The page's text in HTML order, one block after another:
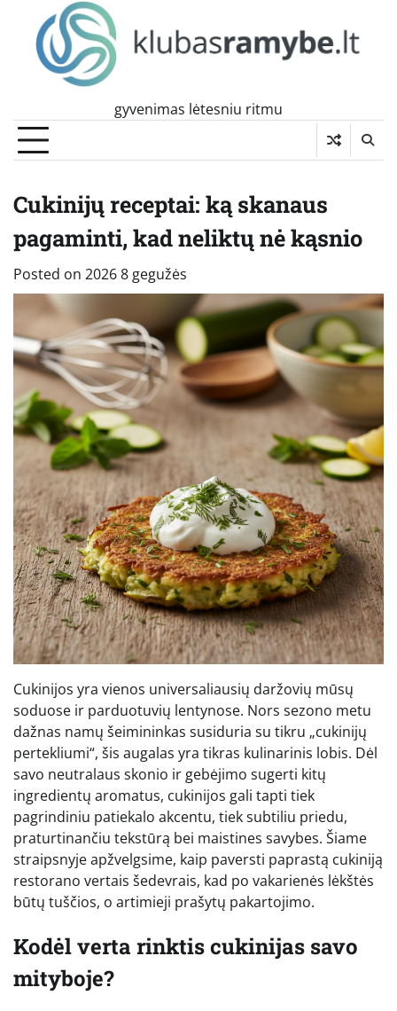
content
gyvenimas lėtesniu ritmu
Cukinijų receptai: ką skanaus
pagaminti, kad neliktų nė kąsnio
Posted on 2026 8 gegužės
Cukinijos yra vienos universaliausių daržovių mūsų
soduose ir parduotuvių lentynose. Nors sezono metu
dažnas namų šeimininkas susiduria su tikru „cukinijų
pertekliumi“, šis augalas yra tikras kulinarinis lobis. Dėl
savo neutralaus skonio ir gebėjimo sugerti kitų
ingredientų aromatus, cukinijos gali tapti tiek
pagrindiniu patiekalo akcentu, tiek subtiliu priedu,
praturtinančiu tekstūrą bei maistines savybes. Šiame
straipsnyje apžvelgsime, kaip paversti paprastą cukiniją
restorano vertais šedevrais, kad po vakarienės lėkštės
būtų tuščios, o artimieji prašytų pakartojimo.
Kodėl verta rinktis cukinijas savo
mityboje?